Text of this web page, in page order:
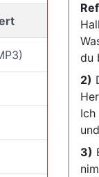
du
2)
3)